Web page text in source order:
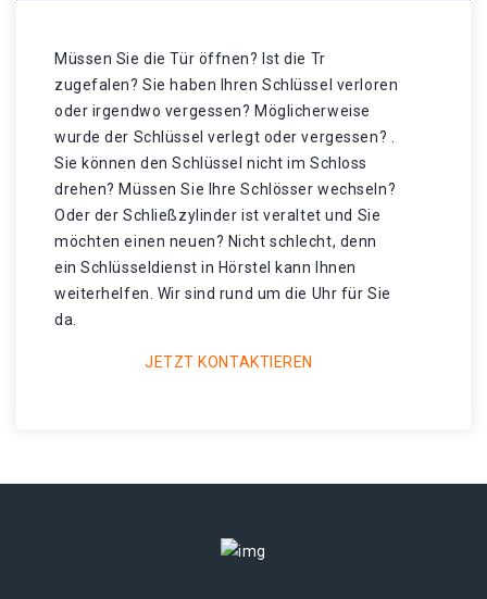
Müssen Sie die Tür öffnen? Ist die Tr
zugefalen? Sie haben Ihren Schlüssel verloren
oder irgendwo vergessen? Möglicherweise
wurde der Schlüssel verlegt oder vergessen? .
Sie können den Schlüssel nicht im Schloss
drehen? Müssen Sie Ihre Schlösser wechseln?
Oder der Schließzylinder ist veraltet und Sie
möchten einen neuen? Nicht schlecht, denn
ein Schlüsseldienst in Hörstel kann Ihnen
weiterhelfen. Wir sind rund um die Uhr für Sie
da.
JETZT KONTAKTIEREN